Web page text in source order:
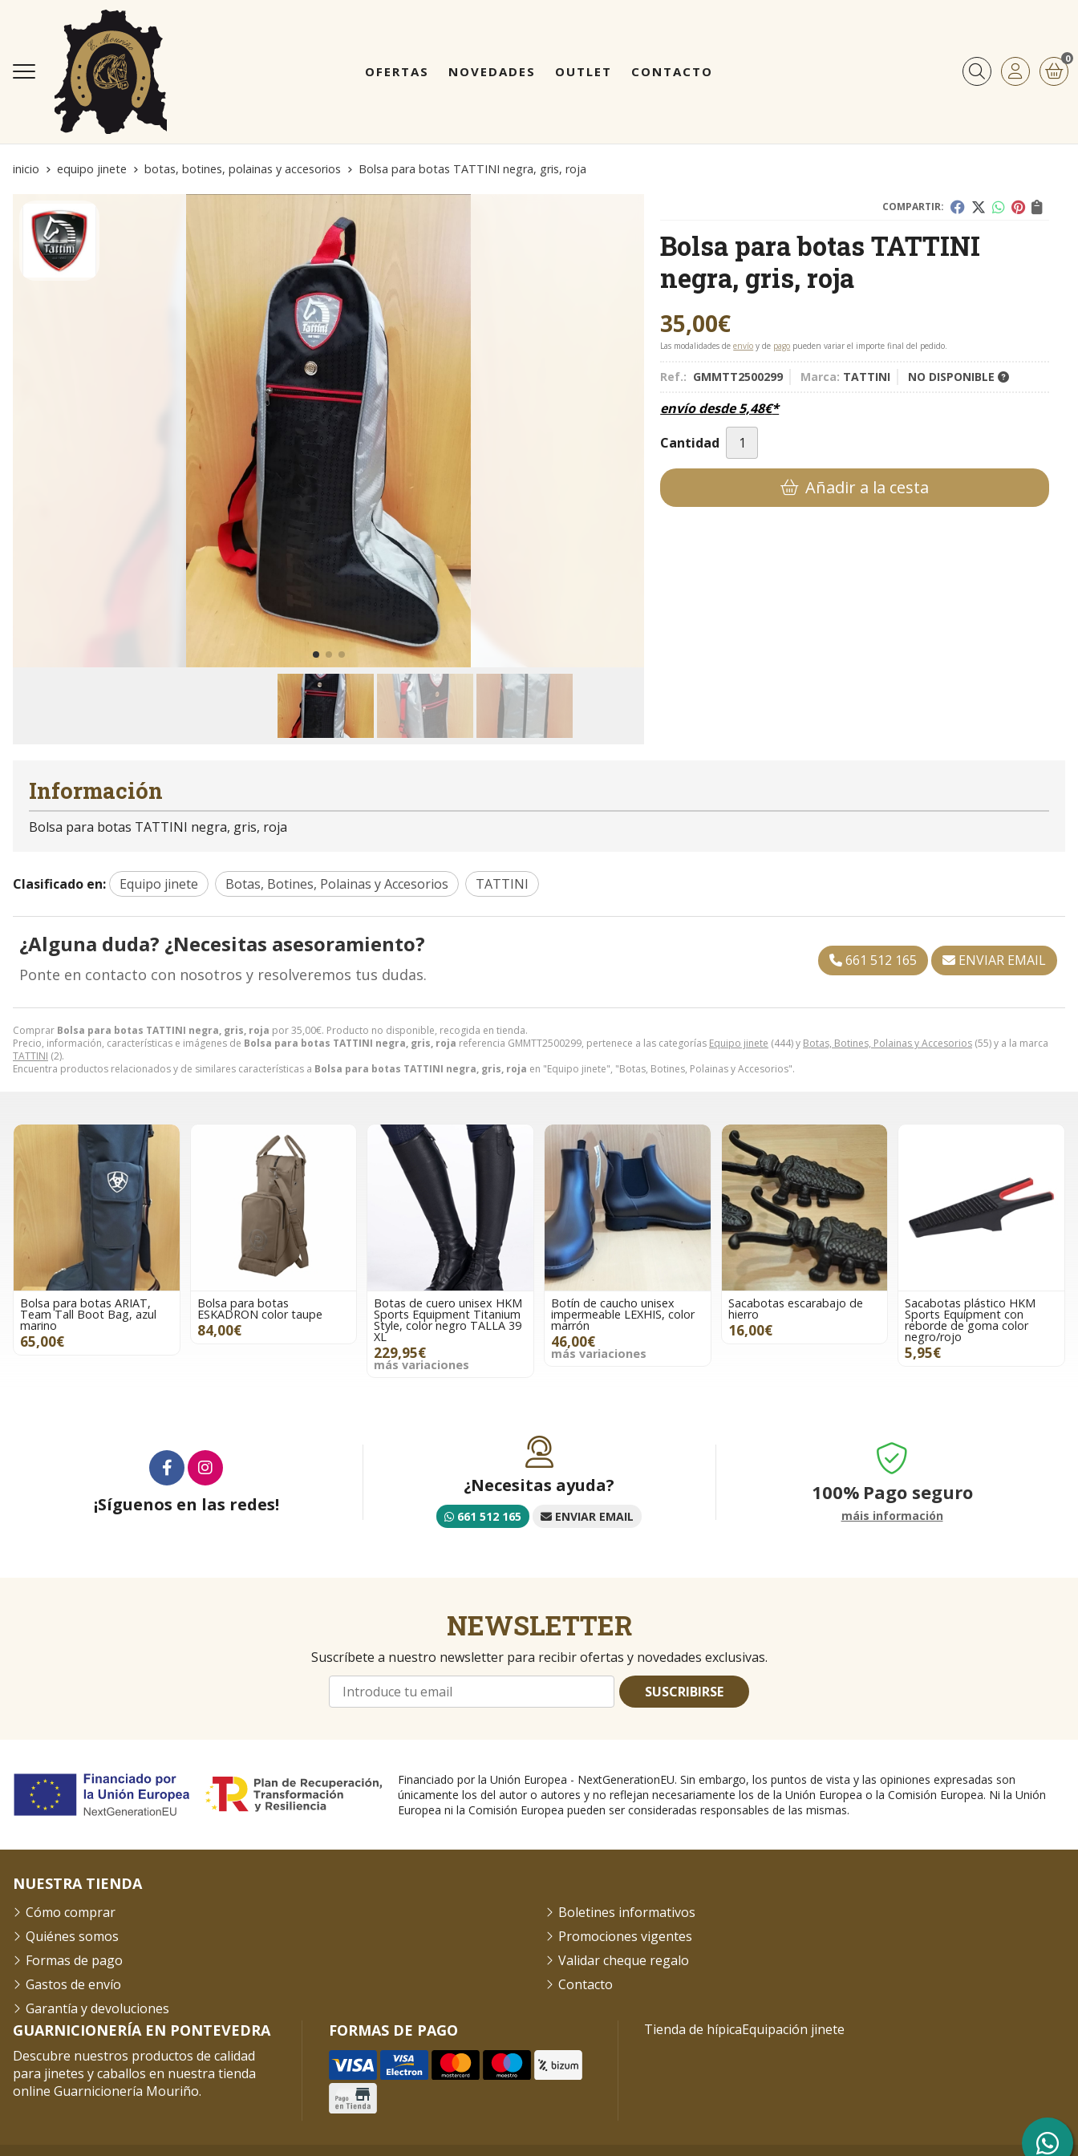
OFERTAS NOVEDADES OUTLET CONTACTO Buscar
0
inicio equipo jinete botas, botines, polainas y accesorios Bolsa para botas TATTINI negra, gris, roja
COMPARTIR:
Bolsa para botas TATTINI
negra, gris, roja
35,00€
Las modalidades deenvío y de pago pueden variar el importe final del pedido.
Ref.: GMMTT2500299 Marca: TATTINI NO DISPONIBLE
envío desde5,48€*
Cantidad
Añadir a la cesta
Comprar Bolsa para botas TATTINI negra, gris, roja por35,00€. Producto no disponible, recogida en tienda.
Precio, información, características e imágenes de Bolsa para botas TATTINI negra, gris, roja referencia GMMTT2500299, pertenece a las categorías Equipo jinete (444) y Botas, Botines, Polainas y Accesorios (55) y a la marca
TATTINI (2).
Encuentra productos relacionados y de similares características a Bolsa para botas TATTINI negra, gris, roja en "Equipo jinete", "Botas, Botines, Polainas y Accesorios".
Información
Bolsa para botas TATTINI negra, gris, roja
Clasificado en: Equipo jinete Botas, Botines, Polainas y Accesorios TATTINI
¿Alguna duda? ¿Necesitas asesoramiento?
Ponte en contacto con nosotros y resolveremos tus dudas.
661 512 165 ENVIAR EMAIL
Bolsa para botas ARIAT,
Team Tall Boot Bag, azul
marino
65,00€
Bolsa para botas
ESKADRON color taupe
84,00€
Botas de cuero unisex HKM
Sports Equipment Titanium
Style, color negro TALLA 39
XL
229,95€
más variaciones
Botín de caucho unisex
impermeable LEXHIS, color
marrón
46,00€
más variaciones
Sacabotas escarabajo de
hierro
16,00€
Sacabotas plástico HKM
Sports Equipment con
reborde de goma color
negro/rojo
5,95€
¡Síguenos en las redes!
¿Necesitas ayuda?
661 512 165 ENVIAR EMAIL
100% Pago seguro
máis información
NEWSLETTER
Suscríbete a nuestro newsletter para recibir ofertas y novedades exclusivas.
SUSCRIBIRSE
Financiado por la Unión Europea - NextGenerationEU. Sin embargo, los puntos de vista y las opiniones expresadas son
únicamente los del autor o autores y no reflejan necesariamente los de la Unión Europea o la Comisión Europea. Ni la Unión
Europea ni la Comisión Europea pueden ser consideradas responsables de las mismas.
GUARNICIONERÍA EN PONTEVEDRA
Descubre nuestros productos de calidad
para jinetes y caballos en nuestra tienda
online Guarnicionería Mouriño.
FORMAS DE PAGO
NUESTRA TIENDA
Cómo comprar
Quiénes somos
Formas de pago
Gastos de envío
Garantía y devoluciones
Boletines informativos
Promociones vigentes
Validar cheque regalo
Contacto
Tienda de hípicaEquipación jinete